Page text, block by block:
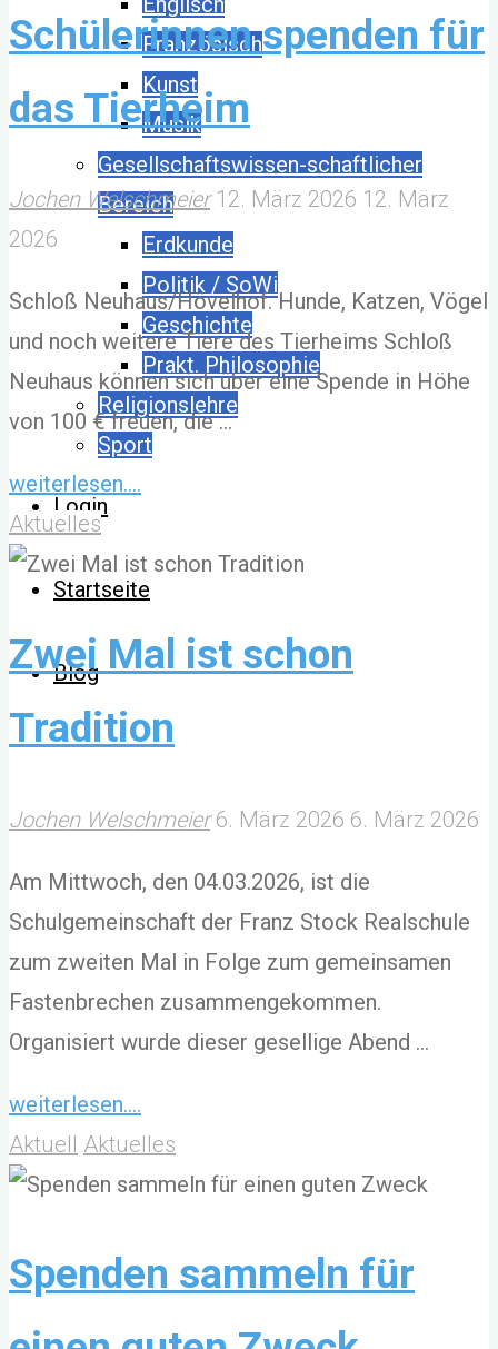
Französisch
Kunst
Musik
Gesellschaftswissen-schaftlicher
Bereich
Erdkunde
Politik / SoWi
Geschichte
Prakt. Philosophie
Religionslehre
Sport
Login
Startseite
Blog
Schülerinnen spenden für
das Tierheim
Jochen Welschmeier 12. März 2026 12. März
2026
Schloß Neuhaus/Hövelhof. Hunde, Katzen, Vögel
und noch weitere Tiere des Tierheims Schloß
Neuhaus können sich über eine Spende in Höhe
von 100 € freuen, die …
weiterlesen....
für
Tiere
–
Schülerinnen
spenden
Aktuelles
Zwei Mal ist schon
Tradition
Jochen Welschmeier 6. März 2026 6. März 2026
Am Mittwoch, den 04.03.2026, ist die
Schulgemeinschaft der Franz Stock Realschule
zum zweiten Mal in Folge zum gemeinsamen
Fastenbrechen zusammengekommen.
Organisiert wurde dieser gesellige Abend …
weiterlesen....
Mal
ist
Tradition"
Aktuell Aktuelles
Spenden sammeln für